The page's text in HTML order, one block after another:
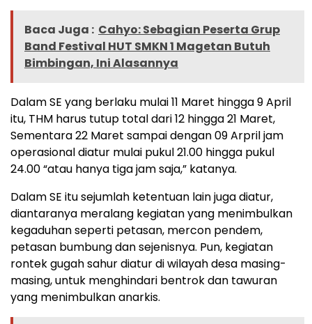
Baca Juga : Cahyo: Sebagian Peserta Grup
Band Festival HUT SMKN 1 Magetan Butuh
Bimbingan, Ini Alasannya
Dalam SE yang berlaku mulai 11 Maret hingga 9 April
itu, THM harus tutup total dari 12 hingga 21 Maret,
Sementara 22 Maret sampai dengan 09 Arpril jam
operasional diatur mulai pukul 21.00 hingga pukul
24.00 “atau hanya tiga jam saja,” katanya.
Dalam SE itu sejumlah ketentuan lain juga diatur,
diantaranya meralang kegiatan yang menimbulkan
kegaduhan seperti petasan, mercon pendem,
petasan bumbung dan sejenisnya. Pun, kegiatan
rontek gugah sahur diatur di wilayah desa masing-
masing, untuk menghindari bentrok dan tawuran
yang menimbulkan anarkis.